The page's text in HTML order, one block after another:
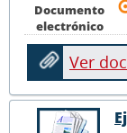
Documento
electrónico
Ver